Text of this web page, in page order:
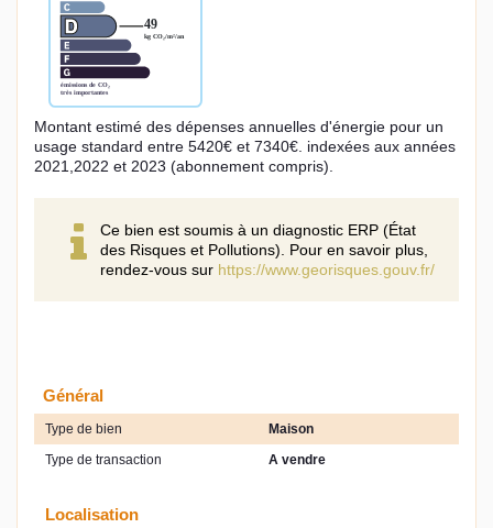
Montant estimé des dépenses annuelles d'énergie pour un
usage standard entre 5420€ et 7340€. indexées aux années
2021,2022 et 2023 (abonnement compris).
Ce bien est soumis à un diagnostic ERP (État
des Risques et Pollutions). Pour en savoir plus,
rendez-vous sur https://www.georisques.gouv.fr/
Général
Type de bien
Maison
Type de transaction
A vendre
Localisation